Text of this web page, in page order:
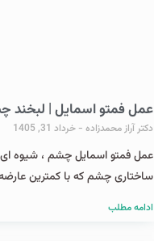
عمل فمتو اسمایل | لبخند
دکتر آراز محمدزاده خرداد 31, 1405
عمل فمتو اسمایل چشم ، شیوه
ساختاری چشم که با کمترین
ادامه مطلب